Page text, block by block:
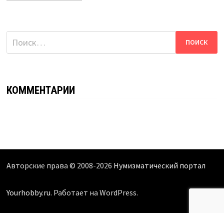
Найти:
КОММЕНТАРИИ
Авторские права © 2008-2026 Нумизматический портал
Yourhobby.ru. Работает на WordPress.